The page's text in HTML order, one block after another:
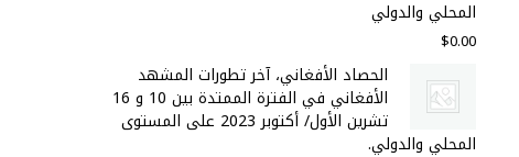
المحلي والدولي
$0.00
الحصاد الأفغاني، آخر تطورات المشهد
الأفغاني في الفترة الممتدة بين 10 و 16
تشرين الأول/ أكتوبر 2023 على المستوى
المحلي والدولي.